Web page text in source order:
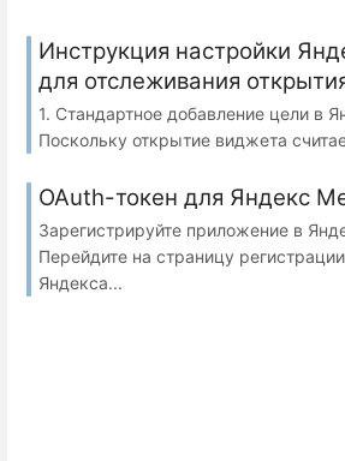
Инструкция настройки
для отслеживания
1. Стандартное добавление цели в
Поскольку открытие виджета
OAuth-токен для Яндекс
Зарегистрируйте приложение в
Перейдите на страницу
Яндекса...